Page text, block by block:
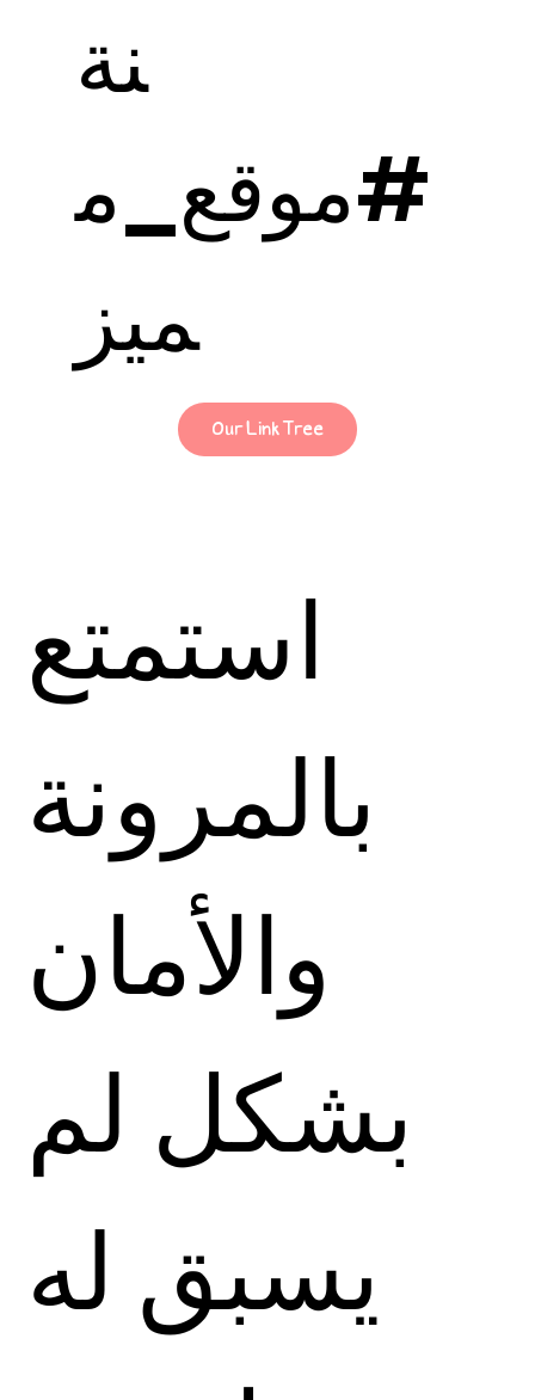
نة
#موقع_م
ميز
Our Link Tree
استمتع
بالمرونة
والأمان
بشكل لم
يسبق له